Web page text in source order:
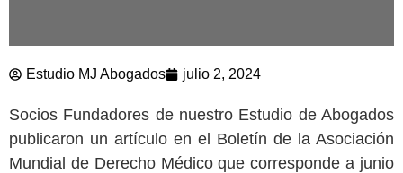
Estudio MJ Abogados julio 2, 2024
Socios Fundadores de nuestro Estudio de Abogados
publicaron un artículo en el Boletín de la Asociación
Mundial de Derecho Médico que corresponde a junio